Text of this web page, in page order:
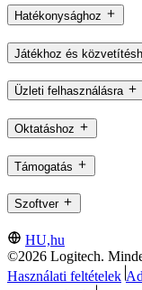
Hatékonysághoz
Játékhoz és
Üzleti felhasználásra
Oktatáshoz
Támogatás
Szoftver
HU,hu
©2026 Logitech.
Használati feltételek